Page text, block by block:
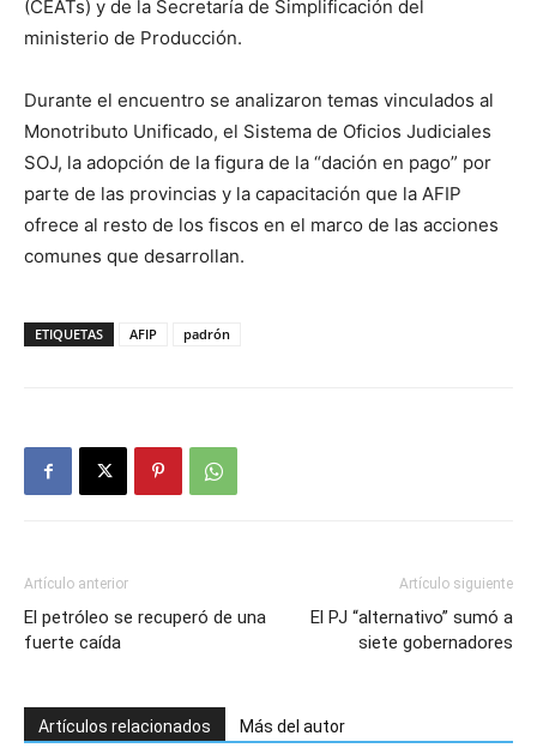
(CEATs) y de la Secretaría de Simplificación del
ministerio de Producción.
Durante el encuentro se analizaron temas vinculados al
Monotributo Unificado, el Sistema de Oficios Judiciales
SOJ, la adopción de la figura de la “dación en pago” por
parte de las provincias y la capacitación que la AFIP
ofrece al resto de los fiscos en el marco de las acciones
comunes que desarrollan.
ETIQUETAS AFIP padrón
Artículo anterior
El petróleo se recuperó de una
fuerte caída
Artículo siguiente
El PJ “alternativo” sumó a
siete gobernadores
Artículos relacionados Más del autor